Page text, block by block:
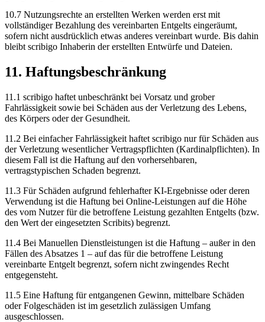
10.7 Nutzungsrechte an erstellten Werken werden erst mit
vollständiger Bezahlung des vereinbarten Entgelts eingeräumt,
sofern nicht ausdrücklich etwas anderes vereinbart wurde. Bis dahin
bleibt scribigo Inhaberin der erstellten Entwürfe und Dateien.
11. Haftungsbeschränkung
11.1 scribigo haftet unbeschränkt bei Vorsatz und grober
Fahrlässigkeit sowie bei Schäden aus der Verletzung des Lebens,
des Körpers oder der Gesundheit.
11.2 Bei einfacher Fahrlässigkeit haftet scribigo nur für Schäden aus
der Verletzung wesentlicher Vertragspflichten (Kardinalpflichten). In
diesem Fall ist die Haftung auf den vorhersehbaren,
vertragstypischen Schaden begrenzt.
11.3 Für Schäden aufgrund fehlerhafter KI-Ergebnisse oder deren
Verwendung ist die Haftung bei Online-Leistungen auf die Höhe
des vom Nutzer für die betroffene Leistung gezahlten Entgelts (bzw.
den Wert der eingesetzten Scribits) begrenzt.
11.4 Bei Manuellen Dienstleistungen ist die Haftung – außer in den
Fällen des Absatzes 1 – auf das für die betroffene Leistung
vereinbarte Entgelt begrenzt, sofern nicht zwingendes Recht
entgegensteht.
11.5 Eine Haftung für entgangenen Gewinn, mittelbare Schäden
oder Folgeschäden ist im gesetzlich zulässigen Umfang
ausgeschlossen.